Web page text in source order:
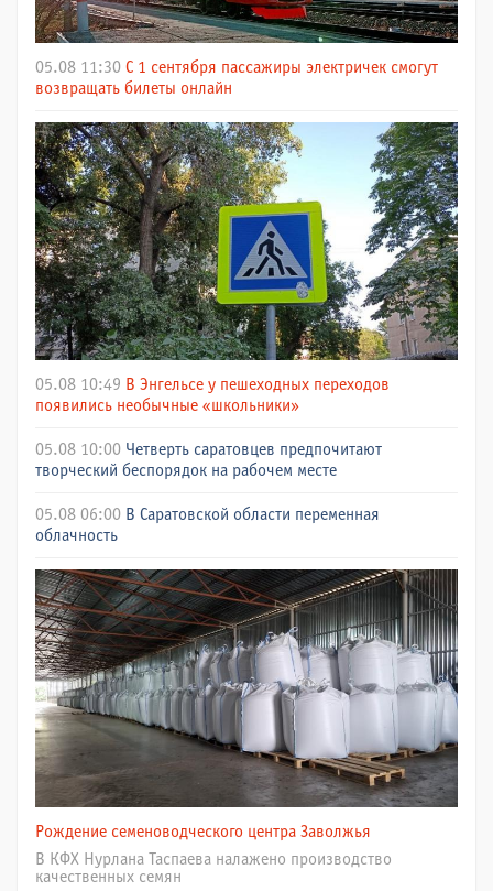
05.08 11:30 С 1 сентября пассажиры электричек смогут
возвращать билеты онлайн
05.08 10:49 В Энгельсе у пешеходных переходов
появились необычные «школьники»
05.08 10:00 Четверть саратовцев предпочитают
творческий беспорядок на рабочем месте
05.08 06:00 В Саратовской области переменная
облачность
Рождение семеноводческого центра Заволжья
В КФХ Нурлана Таспаева налажено производство
качественных семян